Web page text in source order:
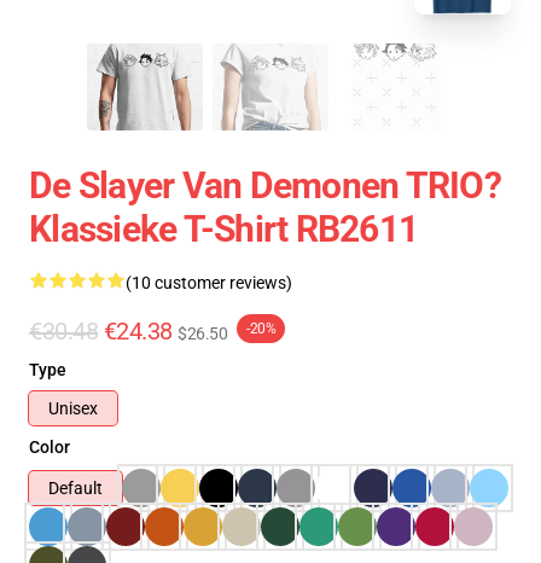
De Slayer Van Demonen TRIO?
Klassieke T-Shirt RB2611
(10 customer reviews)
€30.48 €24.38 $26.50 -20%
Type
Unisex
Color
Default